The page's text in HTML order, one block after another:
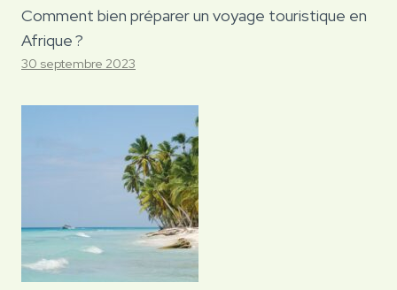
Comment bien préparer un voyage touristique en
Afrique ?
30 septembre 2023